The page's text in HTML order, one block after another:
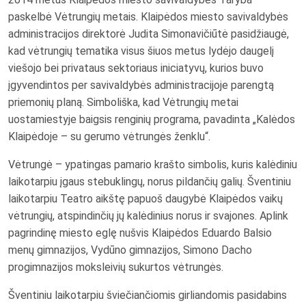
paskelbė Vėtrungių metais. Klaipėdos miesto savivaldybės
administracijos direktorė Judita Simonavičiūtė pasidžiaugė,
kad vėtrungių tematika visus šiuos metus lydėjo daugelį
viešojo bei privataus sektoriaus iniciatyvų, kurios buvo
įgyvendintos per savivaldybės administracijoje parengtą
priemonių planą. Simboliška, kad Vėtrungių metai
uostamiestyje baigsis renginių programa, pavadinta „Kalėdos
Klaipėdoje – su gerumo vėtrungės ženklu“.
Vėtrungė – ypatingas pamario krašto simbolis, kuris kalėdiniu
laikotarpiu įgaus stebuklingų, norus pildančių galių. Šventiniu
laikotarpiu Teatro aikštę papuoš daugybė Klaipėdos vaikų
vėtrungių, atspindinčių jų kalėdinius norus ir svajones. Aplink
pagrindinę miesto eglę nušvis Klaipėdos Eduardo Balsio
menų gimnazijos, Vydūno gimnazijos, Simono Dacho
progimnazijos moksleivių sukurtos vėtrungės.
Šventiniu laikotarpiu šviečiančiomis girliandomis pasidabins